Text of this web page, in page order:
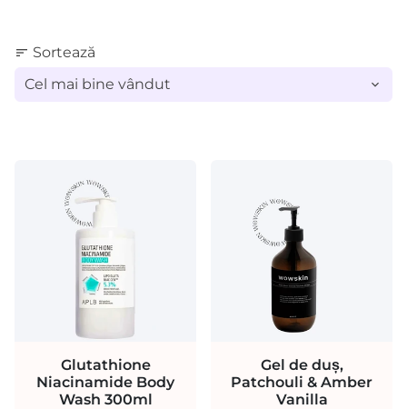
sort Sortează
Glutathione
Niacinamide Body
Wash 300ml
Gel de duș,
Patchouli & Amber
Vanilla